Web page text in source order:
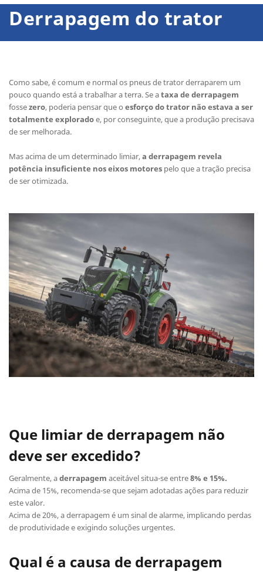
Derrapagem do trator
Como sabe, é comum e normal os pneus de trator derraparem um
pouco quando está a trabalhar a terra. Se ataxa de derrapagem
fossezero, poderia pensar que o esforço do trator não estava a ser
totalmente exploradoe, por conseguinte, que a produção precisava
de ser melhorada.
Mas acima de um determinado limiar,a derrapagem revela
potência insuficiente nos eixos motores pelo que a tração precisa
de ser otimizada.
Que limiar de derrapagem não
deve ser excedido?
Geralmente, aderrapagem aceitável situa-se entre8% e 15%.
Acima de 15%, recomenda-se que sejam adotadas ações para reduzir
este valor.
Acima de 20%, a derrapagem é um sinal de alarme, implicando perdas
de produtividade e exigindo soluções urgentes.
Qual é a causa de derrapagem